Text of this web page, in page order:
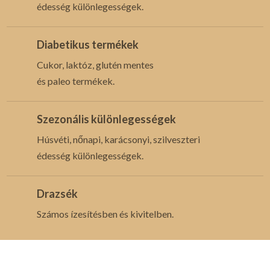
édesség különlegességek.
Diabetikus termékek
Cukor, laktóz, glutén mentes
és paleo termékek.
Szezonális különlegességek
Húsvéti, nőnapi, karácsonyi, szilveszteri
édesség különlegességek.
Drazsék
Számos ízesítésben és kivitelben.